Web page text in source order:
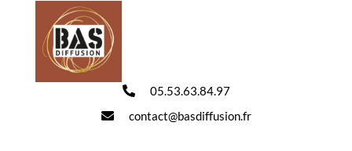
05.53.63.84.97
contact@basdiffusion.fr